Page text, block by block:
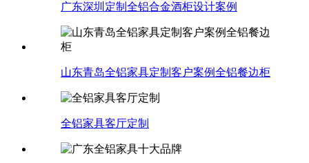
广东深圳定制全铝合金酒柜设计案例
山东青岛全铝家具定制客户案例全铝餐边柜
全铝家具客厅定制